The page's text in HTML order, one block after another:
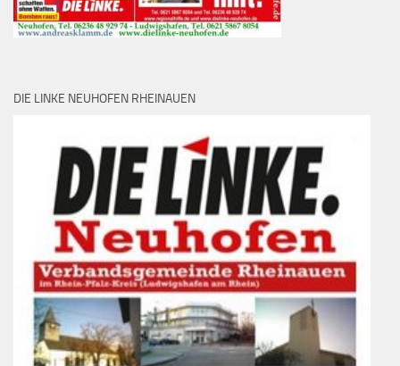
DIE LINKE NEUHOFEN RHEINAUEN